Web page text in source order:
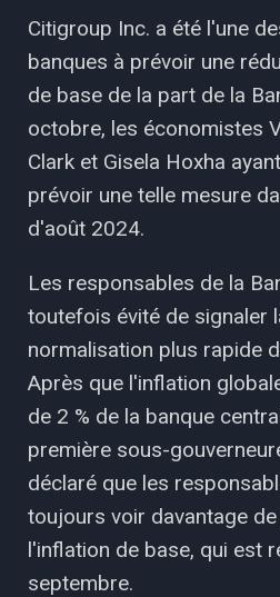
Citigroup Inc. a été l'une
banques à prévoir une
de base de la part de la
octobre, les économistes
Clark et Gisela Hoxha
prévoir une telle mesure
d'août 2024.
Les responsables de la
toutefois évité de signaler
normalisation plus rapide
Après que l'inflation
de 2 % de la banque
première sous-
déclaré que les
toujours voir davantage
l'inflation de base, qui est
septembre.